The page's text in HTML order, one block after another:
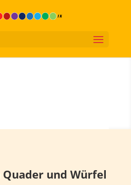
und Würfel